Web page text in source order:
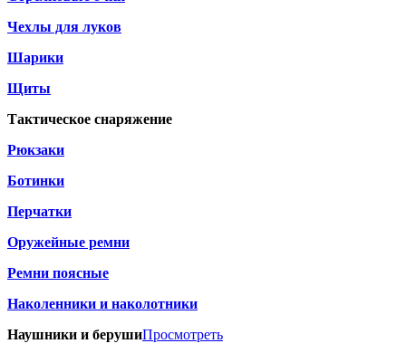
Чехлы для луков
Шарики
Щиты
Тактическое снаряжение
Рюкзаки
Ботинки
Перчатки
Оружейные ремни
Ремни поясные
Наколенники и наколотники
Наушники и берушиПросмотреть